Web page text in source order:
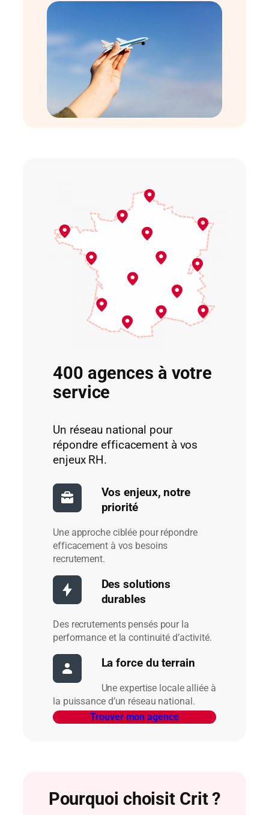
400 agences à votre
service
Un réseau national pour
répondre efficacement à vos
enjeux RH.
Vos enjeux, notre
priorité
Une approche ciblée pour répondre
efficacement à vos besoins
recrutement.
Des solutions
durables
Des recrutements pensés pour la
performance et la continuité d’activité.
La force du terrain
Une expertise locale alliée à
la puissance d’un réseau national.
Trouver mon agence
Pourquoi choisit Crit ?